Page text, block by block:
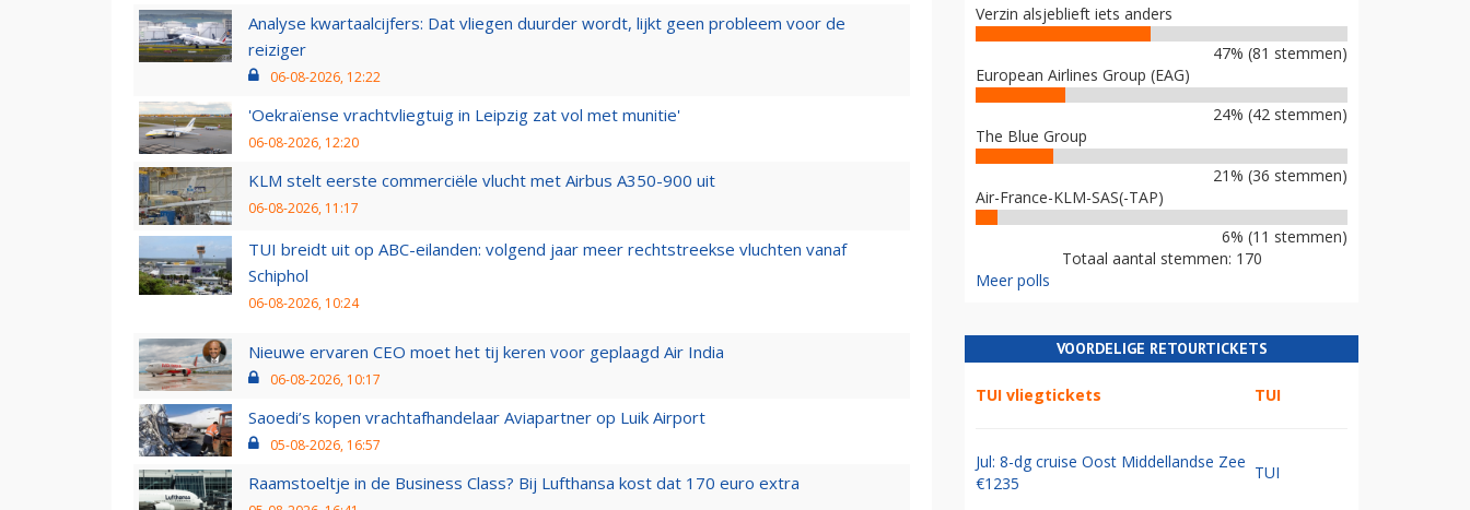
Analyse kwartaalcijfers: Dat vliegen duurder wordt, lijkt geen probleem voor de
reiziger
06-08-2026, 12:22
'Oekraïense vrachtvliegtuig in Leipzig zat vol met munitie'
06-08-2026, 12:20
KLM stelt eerste commerciële vlucht met Airbus A350-900 uit
06-08-2026, 11:17
TUI breidt uit op ABC-eilanden: volgend jaar meer rechtstreekse vluchten vanaf
Schiphol
06-08-2026, 10:24
Nieuwe ervaren CEO moet het tij keren voor geplaagd Air India
06-08-2026, 10:17
Saoedi’s kopen vrachtafhandelaar Aviapartner op Luik Airport
05-08-2026, 16:57
Raamstoeltje in de Business Class? Bij Lufthansa kost dat 170 euro extra
Verzin alsjeblieft iets anders
47% (81 stemmen)
European Airlines Group (EAG)
24% (42 stemmen)
The Blue Group
21% (36 stemmen)
Air-France-KLM-SAS(-TAP)
6% (11 stemmen)
Totaal aantal stemmen: 170
Meer polls
VOORDELIGE RETOURTICKETS
TUI vliegtickets TUI
Jul: 8-dg cruise Oost Middellandse Zee
€1235
TUI